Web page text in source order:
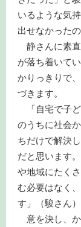
いるような気
出せなかったの
静さんに素
が落ち着いて
かりっきりで
づきます。
「自宅で子
のうちに社会
ちだけで解決
だと思います
や地域にたく
む必要はなく
す」（駿さん）
意を決し、